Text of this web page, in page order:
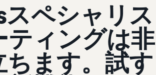
スペシャリス
ティングは非
ます。試す